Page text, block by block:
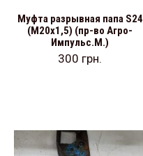
Муфта разрывная папа S24
(М20х1,5) (пр-во Агро-
Импульс.М.)
300 грн.